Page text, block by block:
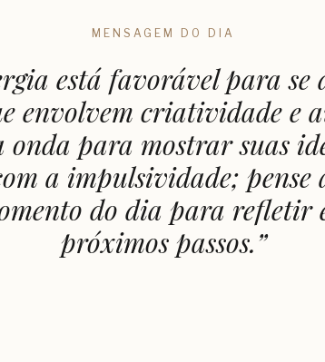
MENSAGEM DO DIA
está favorável para se
envolvem criatividade e
onda para mostrar suas
a impulsividade; pense
do dia para refletir
próximos passos.”